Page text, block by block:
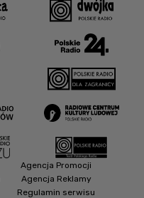
Agencja Promocji
Agencja Reklamy
Regulamin serwisu